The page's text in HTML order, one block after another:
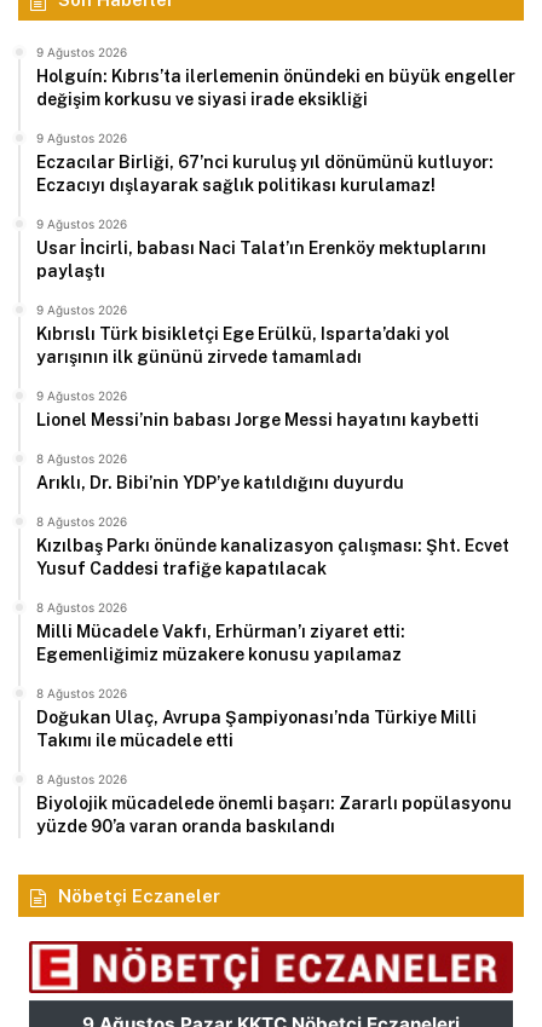
9 Ağustos 2026
Holguín: Kıbrıs’ta ilerlemenin önündeki en büyük engeller
değişim korkusu ve siyasi irade eksikliği
9 Ağustos 2026
Eczacılar Birliği, 67’nci kuruluş yıl dönümünü kutluyor:
Eczacıyı dışlayarak sağlık politikası kurulamaz!
9 Ağustos 2026
Usar İncirli, babası Naci Talat’ın Erenköy mektuplarını
paylaştı
9 Ağustos 2026
Kıbrıslı Türk bisikletçi Ege Erülkü, Isparta’daki yol
yarışının ilk gününü zirvede tamamladı
9 Ağustos 2026
Lionel Messi’nin babası Jorge Messi hayatını kaybetti
8 Ağustos 2026
Arıklı, Dr. Bibi’nin YDP’ye katıldığını duyurdu
8 Ağustos 2026
Kızılbaş Parkı önünde kanalizasyon çalışması: Şht. Ecvet
Yusuf Caddesi trafiğe kapatılacak
8 Ağustos 2026
Milli Mücadele Vakfı, Erhürman’ı ziyaret etti:
Egemenliğimiz müzakere konusu yapılamaz
8 Ağustos 2026
Doğukan Ulaç, Avrupa Şampiyonası’nda Türkiye Milli
Takımı ile mücadele etti
8 Ağustos 2026
Biyolojik mücadelede önemli başarı: Zararlı popülasyonu
yüzde 90’a varan oranda baskılandı
Nöbetçi Eczaneler